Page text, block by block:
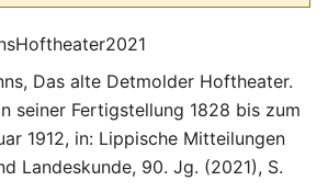
Das alte Detmolder Hoftheater.
seiner Fertigstellung 1828 bis zum
1912, in: Lippische Mitteilungen
Landeskunde, 90. Jg. (2021), S.